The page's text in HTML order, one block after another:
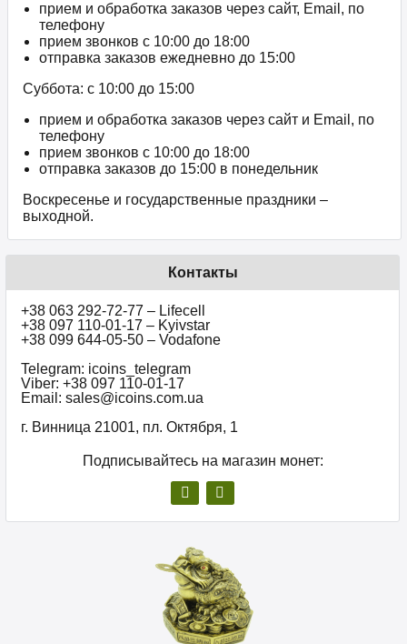
прием и обработка заказов через сайт, Email, по
телефону
прием звонков c 10:00 до 18:00
отправка заказов ежедневно до 15:00
Суббота: с 10:00 до 15:00
прием и обработка заказов через сайт и Email, по
телефону
прием звонков c 10:00 до 18:00
отправка заказов до 15:00 в понедельник
Воскресенье и государственные праздники –
выходной.
Контакты
+38 063 292-72-77 – Lifecell
+38 097 110-01-17 – Kyivstar
+38 099 644-05-50 – Vodafone
Telegram: icoins_telegram
Viber: +38 097 110-01-17
Email: sales@icoins.com.ua
г. Винница 21001, пл. Октября, 1
Подписывайтесь на магазин монет: